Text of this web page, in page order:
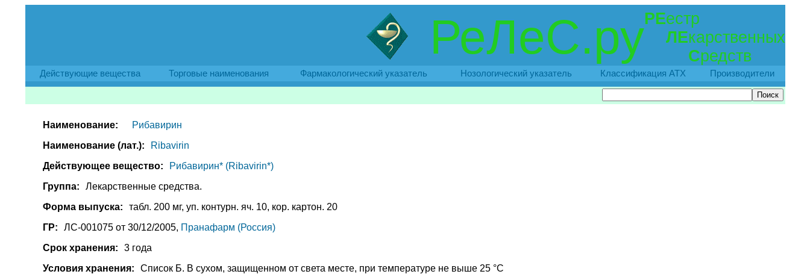
РеЛеС.руРЕестр
ЛЕкарственных
Средств
Действующие вещества Торговые наименования Фармакологический указатель Нозологический указатель Классификация АТХ Производители
Наименование:
Рибавирин
Наименование (лат.):
Ribavirin
Действующее вещество:
Рибавирин* (Ribavirin*)
Группа:
Лекарственные средства.
Форма выпуска:
табл. 200 мг, уп. контурн. яч. 10, кор. картон. 20
ГР:
ЛС-001075 от 30/12/2005, Пранафарм (Россия)
Срок хранения:
3 года
Условия хранения:
Список Б. В сухом, защищенном от света месте, при температуре не выше 25 °C